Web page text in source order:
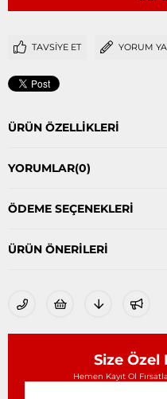
TAVSIYE ET YORUM
ÜRÜN ÖZELLIKLERI
YORUMLAR(0)
ÖDEME SEÇENEKLERI
ÜRÜN ÖNERILERI
Size
Hemen Kayıt Ol